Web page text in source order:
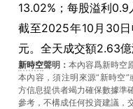
13.02%；每股溢利0.9
截至2025年10月30
元。全天成交額2.63億
新時空聲明： 本內容爲新時空
本內容，須注明來源“新時空”
方信息提供者竭力確保數據準
參考，不構成任何投資建議，